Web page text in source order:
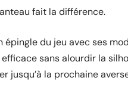
fait la différence.
épingle du jeu avec ses
sans alourdir la
jusqu’à la prochaine